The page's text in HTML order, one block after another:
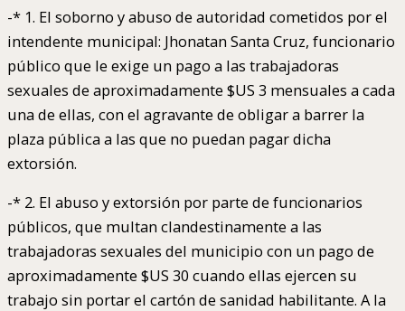
-* 1. El soborno y abuso de autoridad cometidos por el
intendente municipal: Jhonatan Santa Cruz, funcionario
público que le exige un pago a las trabajadoras
sexuales de aproximadamente $US 3 mensuales a cada
una de ellas, con el agravante de obligar a barrer la
plaza pública a las que no puedan pagar dicha
extorsión.
-* 2. El abuso y extorsión por parte de funcionarios
públicos, que multan clandestinamente a las
trabajadoras sexuales del municipio con un pago de
aproximadamente $US 30 cuando ellas ejercen su
trabajo sin portar el cartón de sanidad habilitante. A la